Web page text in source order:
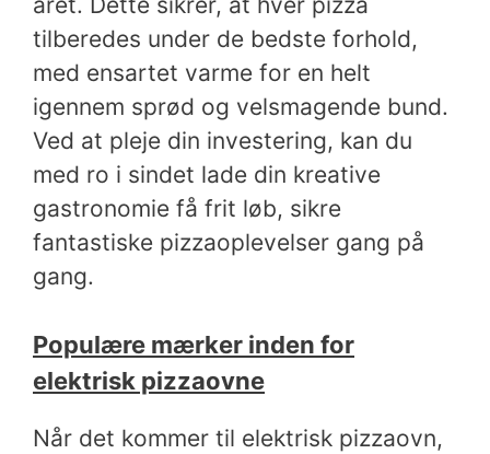
tilberedes under de bedste forhold,
med ensartet varme for en helt
igennem sprød og velsmagende bund.
Ved at pleje din investering, kan du
med ro i sindet lade din kreative
gastronomie få frit løb, sikre
fantastiske pizzaoplevelser gang på
gang.
Populære mærker inden for
elektrisk pizzaovne
Når det kommer til elektrisk pizzaovn,